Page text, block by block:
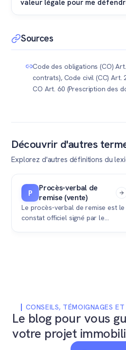
volontairement.
responsabilité civile. Vous
valeur légale pour me
électroniques (SMS, messageries
dans l'idée que la vente
Sources
Code des obligations (CO)
contrats), Code civil (CC) Art.
CO Art. 60 (Prescription des
Découvrir d'autres
Explorez d'autres définitions du
P
Procès-verbal de
remise (vente)
Le procès-verbal de remise est le
constat officiel signé par le
CONSEILS, TÉMOIGNAGES
Le blog pour vous
votre projet